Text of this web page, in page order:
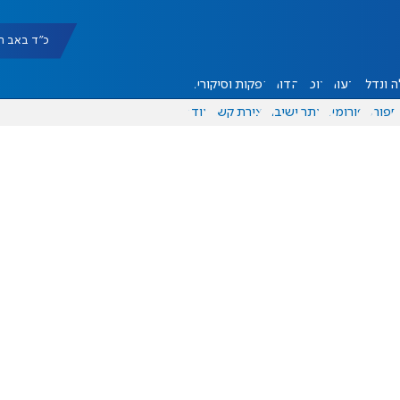
כ"ד באב תשפ"ו
ונדל"ן דעות אוכל יהדות הפקות וסיקורים
ספורט פורומים אתר ישיבה יצירת קשר עוד